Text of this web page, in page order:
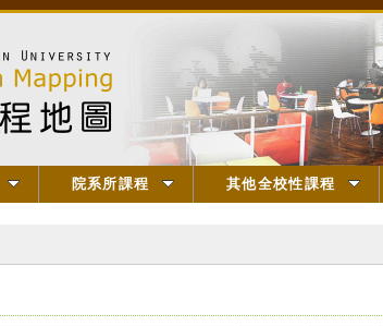
院系所課程 其他全校性課程